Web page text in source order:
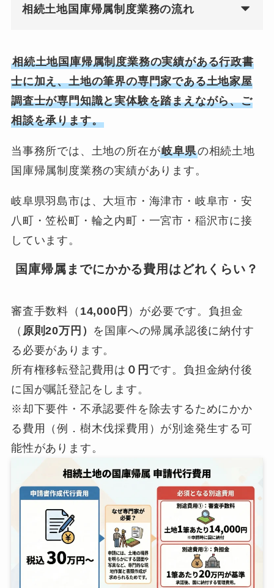
相続土地国庫帰属制度業務の流れ
相続土地国庫帰属制度業務の実績がある行政書
士に加え、土地の筆界の専門家である土地家屋
調査士が専門知識と実体験を踏まえながら、ご
相談を承ります。
当事務所では、土地の所在が岐阜県の相続土地
国庫帰属制度業務の実績があります。
岐阜県羽島市は、大垣市・海津市・岐阜市・安
八町・笠松町・輪之内町・一宮市・稲沢市に接
しています。
国庫帰属までにかかる費用はどれくらい？
審査手数料（ 14,000円 ）が必要です。負担金
（ 原則20万円） を国庫への帰属承認後に納付す
る必要があります。
所有権移転登記費用は ０円 です。負担金納付後
に国が嘱託登記をします。
※却下要件・不承認要件を除去するためにかか
る費用（例．樹木伐採費用）が別途発生する可
能性があります。